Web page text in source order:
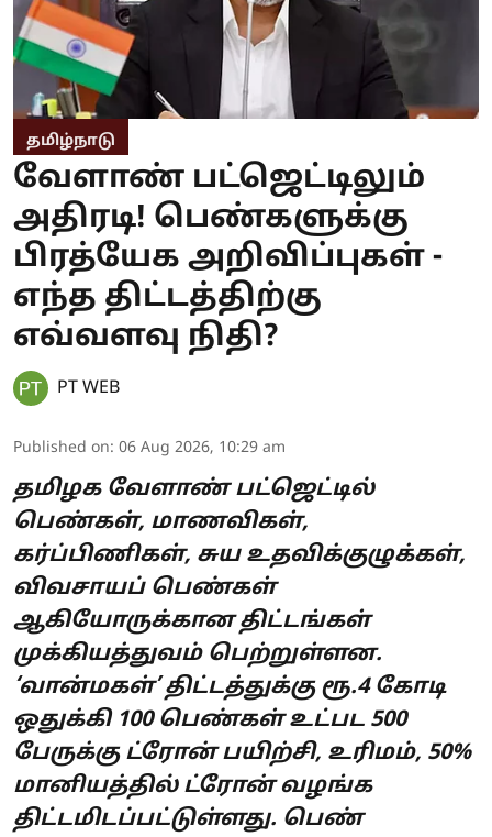
தமிழ்நாடு
வேளாண் பட்ஜெட்டிலும்
அதிரடி! பெண்களுக்கு
பிரத்யேக அறிவிப்புகள் -
எந்த திட்டத்திற்கு
எவ்வளவு நிதி?
PT WEB
Published on: 06 Aug 2026, 10:29 am
தமிழக வேளாண் பட்ஜெட்டில்
பெண்கள், மாணவிகள்,
கர்ப்பிணிகள், சுய உதவிக்குழுக்கள்,
விவசாயப் பெண்கள்
ஆகியோருக்கான திட்டங்கள்
முக்கியத்துவம் பெற்றுள்ளன.
‘வான்மகள்’ திட்டத்துக்கு ரூ.4 கோடி
ஒதுக்கி 100 பெண்கள் உட்பட 500
பேருக்கு ட்ரோன் பயிற்சி, உரிமம், 50%
மானியத்தில் ட்ரோன் வழங்க
திட்டமிடப்பட்டுள்ளது. பெண்